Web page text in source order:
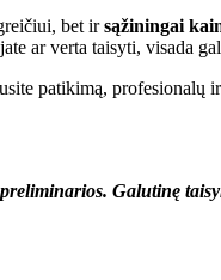
bet irsąžiningai
ar verta taisyti, visada
patikimą, profesionalų
Galutinę